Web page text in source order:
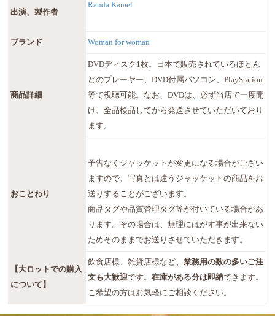
出演、製作者
Randa Kamel
ブランド Woman for woman
商品詳細
DVDディスク1枚。日本で販売されているほとん
どのプレーヤー、DVD付属パソコン、PlayStation
等で視聴可能。なお、DVDは、必ず当店で一度開
け、全品検品してから発送させていただいており
ます。
おことわり
予告なくジャッケットが変更になる場合がござい
ますので、写真とは違うジャッケットの商品をお
送りすることがございます。
商品タグや品質管理タグ等が付いている場合があ
ります。その場合は、無理にはがす事が出来ない
ためそのままでお送りさせていただきます。
【大ロットでの購入
について】
飲食店様、雑貨店様など、業務用の数の多いご注
文も大歓迎です。在庫がある分は即納できます。
ご希望の方はお気軽にご相談ください。